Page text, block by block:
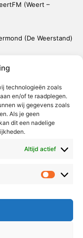
technologieën zoals
en/of te raadplegen.
wij gegevens zoals
Als je geen
dit een nadelige
Altijd actief
(Weert –
(De Weerstand)